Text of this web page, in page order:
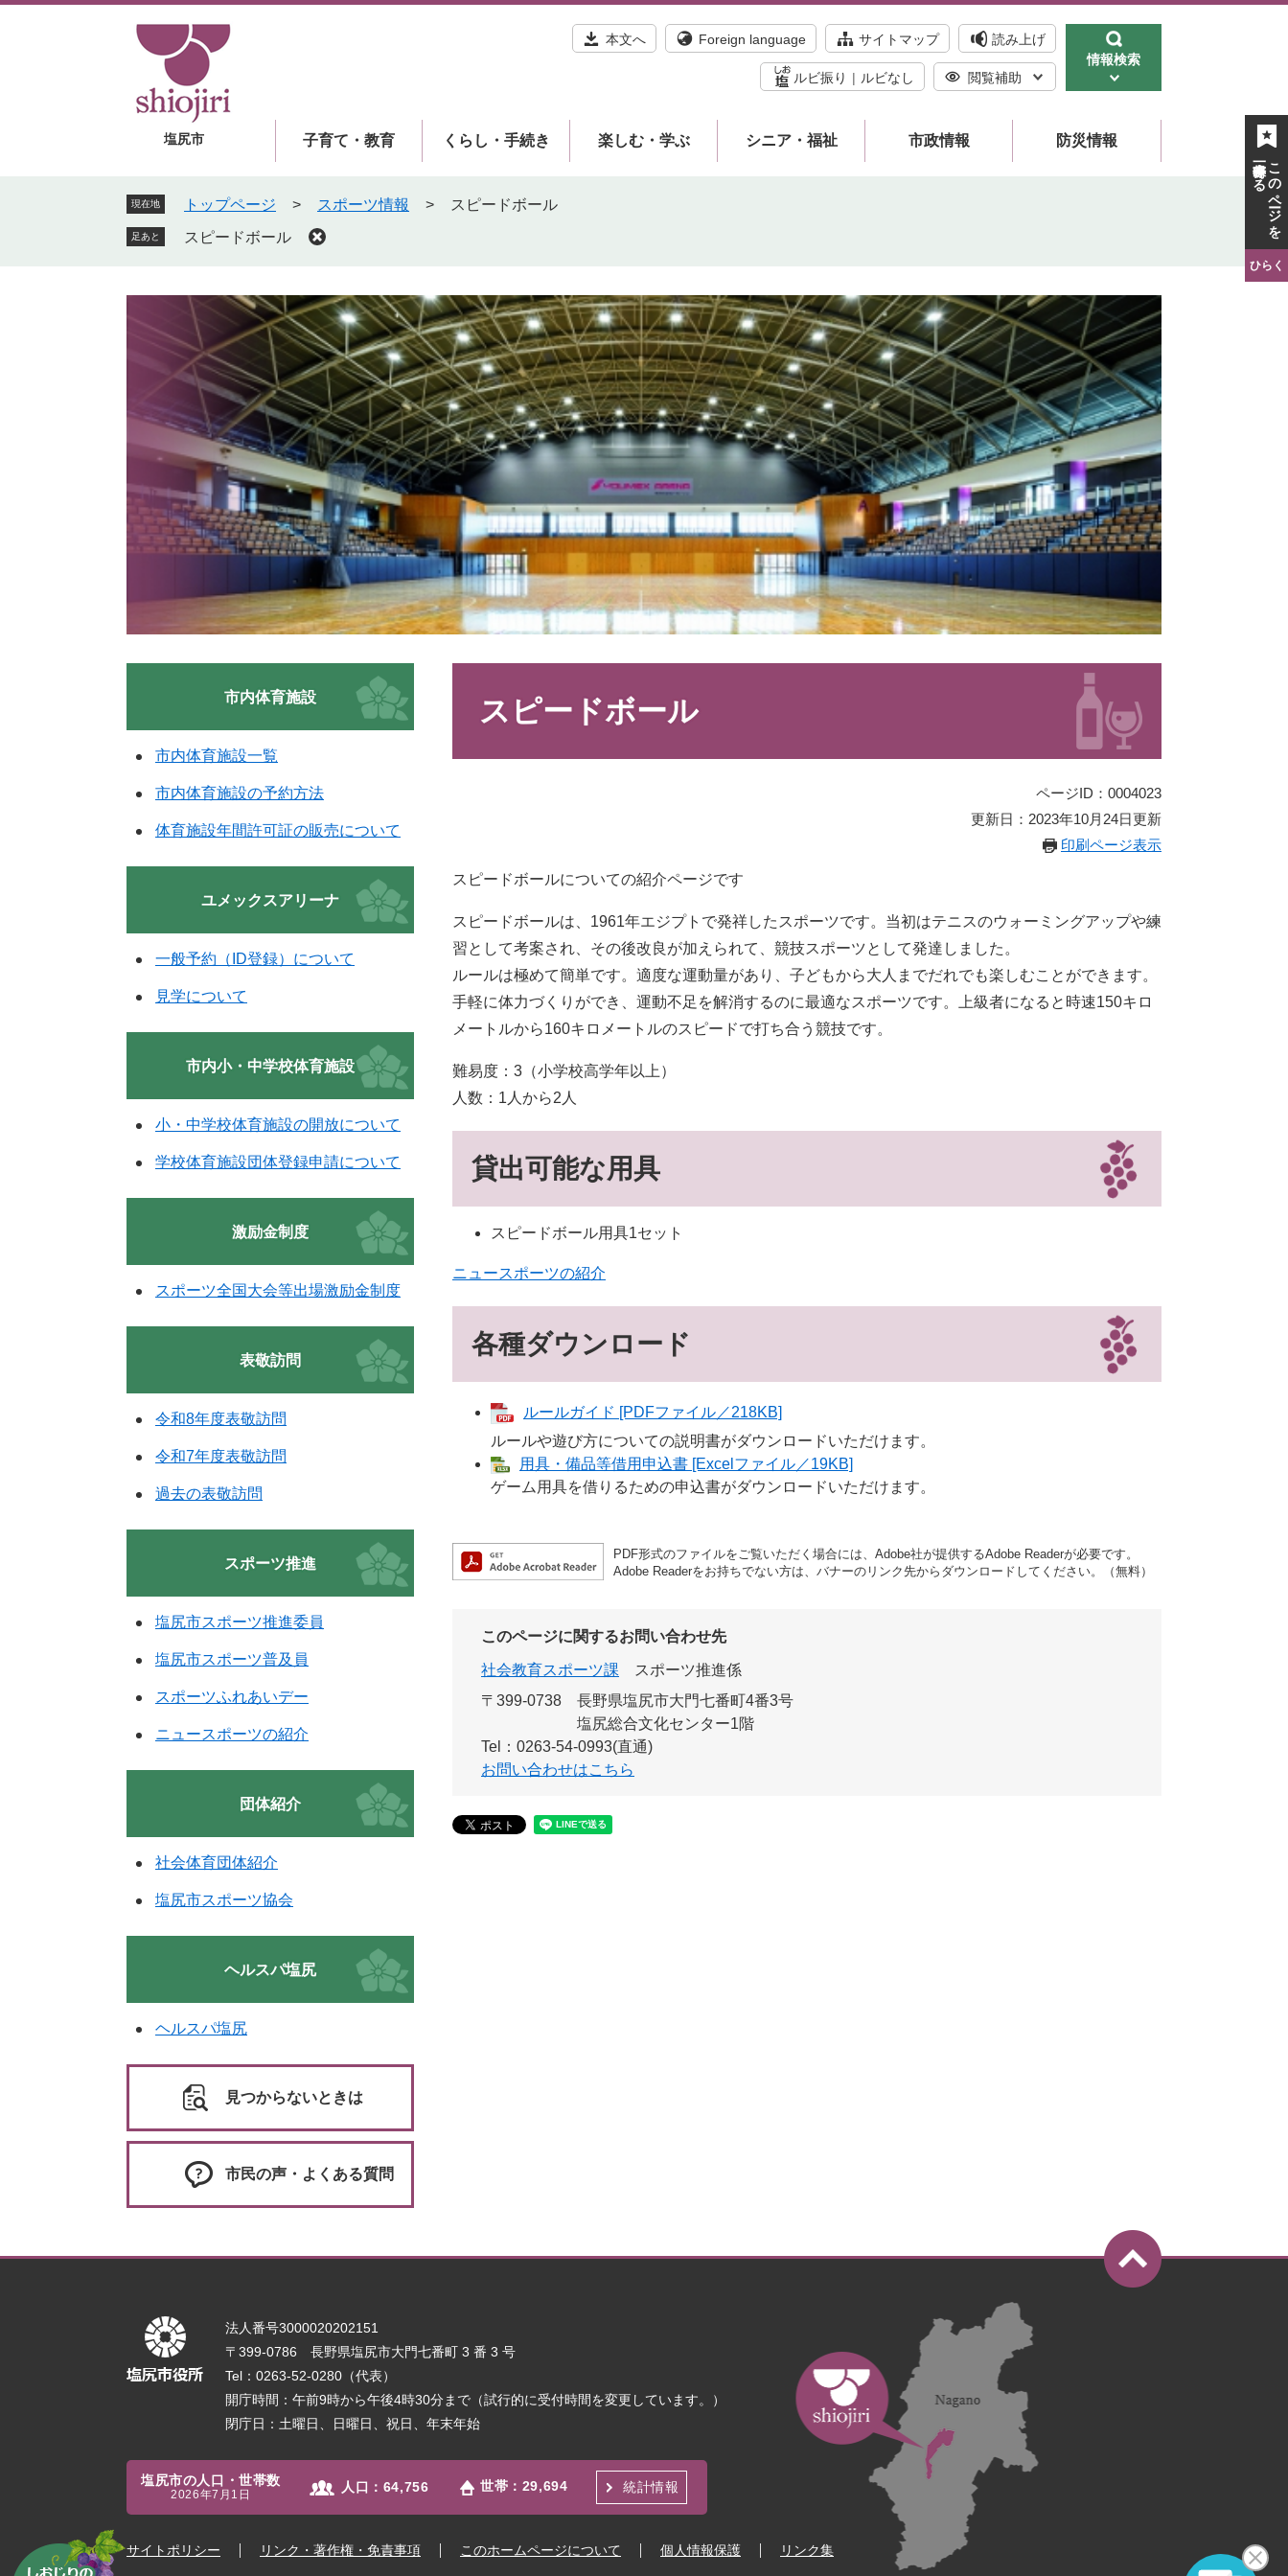
塩尻市
本文へ Foreign language サイトマップ 読み上げ
ルビ振り ルビなし 閲覧補助
情報検索
子育て・教育 くらし・手続き 楽しむ・学ぶ シニア・福祉 市政情報 防災情報
現在地 トップページ > スポーツ情報 > スピードボール
足あと スピードボール
スピードボール
ページID：0004023
更新日：2023年10月24日更新
印刷ページ表示
スピードボールについての紹介ページです
スピードボールは、1961年エジプトで発祥したスポーツです。当初はテニスのウォーミングアップや練
習として考案され、その後改良が加えられて、競技スポーツとして発達しました。
ルールは極めて簡単です。適度な運動量があり、子どもから大人までだれでも楽しむことができます。
手軽に体力づくりができ、運動不足を解消するのに最適なスポーツです。上級者になると時速150キロ
メートルから160キロメートルのスピードで打ち合う競技です。
難易度：3（小学校高学年以上）
人数：1人から2人
貸出可能な用具
スピードボール用具1セット
ニュースポーツの紹介
各種ダウンロード
ルールガイド [PDFファイル／218KB]
ルールや遊び方についての説明書がダウンロードいただけます。
用具・備品等借用申込書 [Excelファイル／19KB]
ゲーム用具を借りるための申込書がダウンロードいただけます。
PDF形式のファイルをご覧いただく場合には、Adobe社が提供するAdobe Readerが必要です。
Adobe Readerをお持ちでない方は、バナーのリンク先からダウンロードしてください。（無料）
このページに関するお問い合わせ先
社会教育スポーツ課
スポーツ推進係
〒399-0738
長野県塩尻市大門七番町4番3号
塩尻総合文化センター1階
Tel：0263-54-0993(直通)
お問い合わせはこちら
市内体育施設
市内体育施設一覧
市内体育施設の予約方法
体育施設年間許可証の販売について
ユメックスアリーナ
一般予約（ID登録）について
見学について
市内小・中学校体育施設
小・中学校体育施設の開放について
学校体育施設団体登録申請について
激励金制度
スポーツ全国大会等出場激励金制度
表敬訪問
令和8年度表敬訪問
令和7年度表敬訪問
過去の表敬訪問
スポーツ推進
塩尻市スポーツ推進委員
塩尻市スポーツ普及員
スポーツふれあいデー
ニュースポーツの紹介
団体紹介
社会体育団体紹介
塩尻市スポーツ協会
ヘルスパ塩尻
ヘルスパ塩尻
見つからないときは
市民の声・よくある質問
法人番号3000020202151
〒399-0786 長野県塩尻市大門七番町 3 番 3 号
Tel：0263-52-0280（代表）
開庁時間：午前9時から午後4時30分まで（試行的に受付時間を変更しています。）
閉庁日：土曜日、日曜日、祝日、年末年始
塩尻市の人口・世帯数
2026年7月1日 人口： 64,756 世帯： 29,694 統計情報
サイトポリシー リンク・著作権・免責事項 このホームページについて 個人情報保護 リンク集
このページを
一時保存する
ひらく